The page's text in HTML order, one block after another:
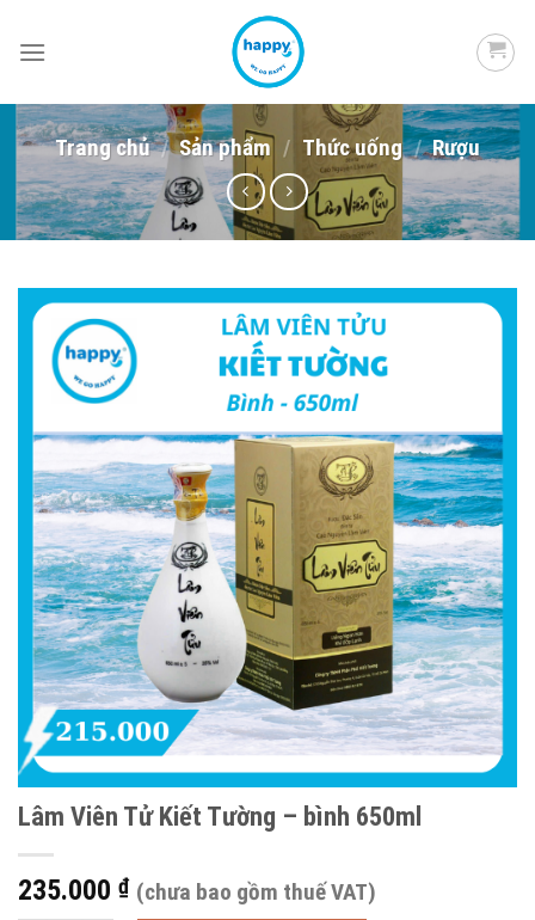
Trang chủ / Sản phẩm / Thức uống / Rượu
Lâm Viên Tử Kiết Tường – bình 650ml
235.000 ₫ (chưa bao gồm thuế VAT)